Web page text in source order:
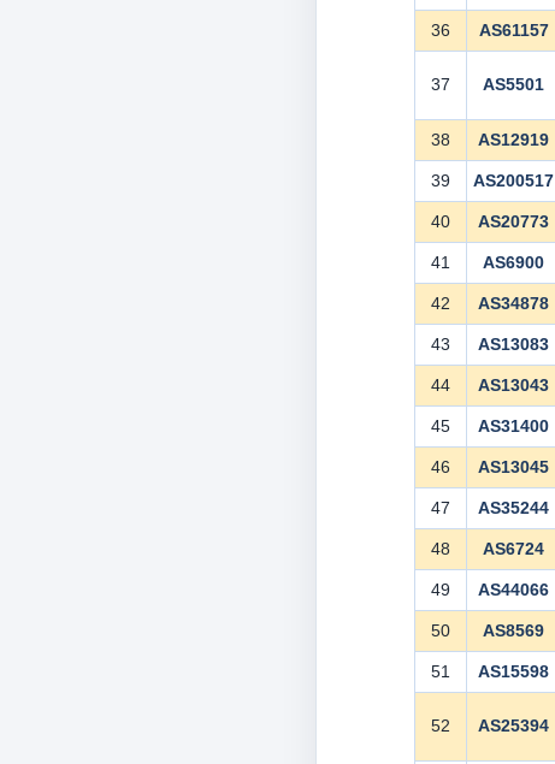
36 AS61157
37 AS5501
38 AS12919
39 AS200517
40 AS20773
41 AS6900
42 AS34878
43 AS13083
44 AS13043
45 AS31400
46 AS13045
47 AS35244
48 AS6724
49 AS44066
50 AS8569
51 AS15598
52 AS25394